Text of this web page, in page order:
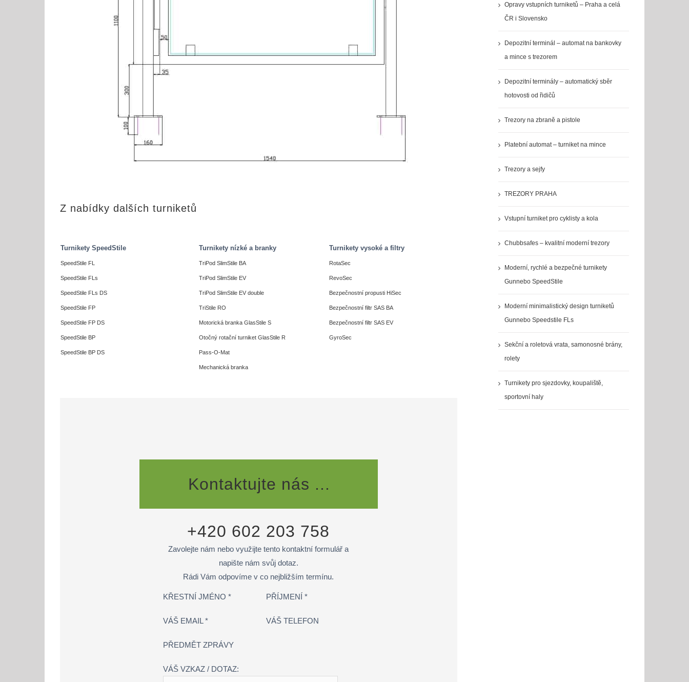
Z nabídky dalších turniketů
Turnikety SpeedStile Turnikety nízké a branky Turnikety vysoké a filtry
SpeedStile FL TriPod SlimStile BA RotaSec
SpeedStile FLs TriPod SlimStile EV RevoSec
SpeedStile FLs DS TriPod SlimStile EV double Bezpečnostní propusti HiSec
SpeedStile FP TriStile RO Bezpečnostní filtr SAS BA
SpeedStile FP DS Motorická branka GlasStile S Bezpečnostní filtr SAS EV
SpeedStile BP Otočný rotační turniket GlasStile R GyroSec
SpeedStile BP DS Pass-O-Mat
Mechanická branka
Kontaktujte nás ...
+420 602 203 758
Zavolejte nám nebo využijte tento kontaktní formulář a
napište nám svůj dotaz.
Rádi Vám odpovíme v co nejbližším termínu.
KŘESTNÍ JMÉNO * PŘÍJMENÍ *
VÁŠ EMAIL * VÁŠ TELEFON
PŘEDMĚT ZPRÁVY
VÁŠ VZKAZ / DOTAZ:
Opravy vstupních turniketů – Praha a celá
ČR i Slovensko
Depozitní terminál – automat na bankovky
a mince s trezorem
Depozitní terminály – automatický sběr
hotovosti od řidičů
Trezory na zbraně a pistole
Platební automat – turniket na mince
Trezory a sejfy
TREZORY PRAHA
Vstupní turniket pro cyklisty a kola
Chubbsafes – kvalitní moderní trezory
Moderní, rychlé a bezpečné turnikety
Gunnebo SpeedStile
Moderní minimalistický design turniketů
Gunnebo Speedstile FLs
Sekční a roletová vrata, samonosné brány,
rolety
Turnikety pro sjezdovky, koupaliště,
sportovní haly